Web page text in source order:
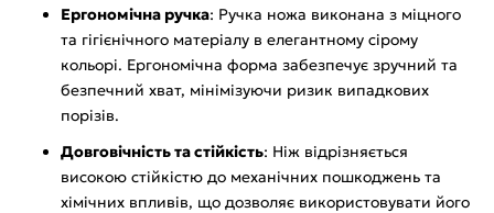
Ергономічна ручка: Ручка ножа виконана з міцного
та гігієнічного матеріалу в елегантному сірому
кольорі. Ергономічна форма забезпечує зручний та
безпечний хват, мінімізуючи ризик випадкових
порізів.
Довговічність та стійкість: Ніж відрізняється
високою стійкістю до механічних пошкоджень та
хімічних впливів, що дозволяє використовувати його